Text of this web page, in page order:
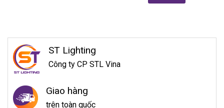
ST Lighting
Công ty CP STL Vina
Giao hàng
trên toàn quốc